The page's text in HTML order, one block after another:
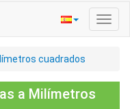
cuadrados
a Milímetros